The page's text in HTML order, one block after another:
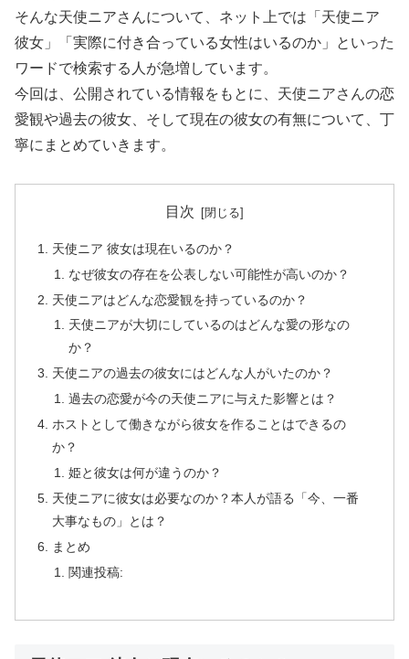
そんな天使ニアさんについて、ネット上では「天使ニア
彼女」「実際に付き合っている女性はいるのか」といった
ワードで検索する人が急増しています。
今回は、公開されている情報をもとに、天使ニアさんの恋
愛観や過去の彼女、そして現在の彼女の有無について、丁
寧にまとめていきます。
目次
天使ニア 彼女は現在いるのか？
なぜ彼女の存在を公表しない可能性が高いのか？
天使ニアはどんな恋愛観を持っているのか？
天使ニアが大切にしているのはどんな愛の形なの
か？
天使ニアの過去の彼女にはどんな人がいたのか？
過去の恋愛が今の天使ニアに与えた影響とは？
ホストとして働きながら彼女を作ることはできるの
か？
姫と彼女は何が違うのか？
天使ニアに彼女は必要なのか？本人が語る「今、一番
大事なもの」とは？
まとめ
関連投稿: